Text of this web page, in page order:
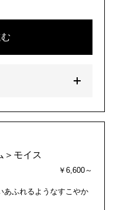
＞モイス
￥6,600～
あふれるようなすこやか